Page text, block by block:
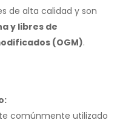
de alta calidad y son
y libres de
(OGM).
comúnmente utilizado